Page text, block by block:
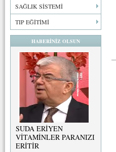
SAĞLIK SİSTEMİ
TIP EĞİTİMİ
HABERİNİZ OLSUN
SUDA ERİYEN
VİTAMİNLER PARANIZI
ERİTİR